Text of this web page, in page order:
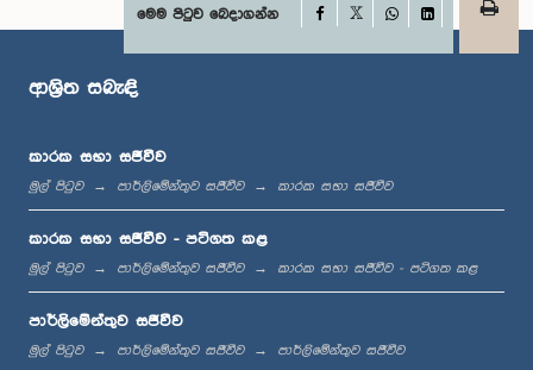
පෙ.ව. 11:30 - පෙ.ව. 11:40
මධ්‍යාහ්න 12:00 - ප.ව. 12:05
ප.ව. 12:05 - ප.ව. 12:13
මෙම පිටුව බෙදාගන්න Facebook
WhatsApp
LinkedIn
ආශ්‍රිත සබැඳි
කාරක සභා සජීවීව
මුල් පිටුව පාර්ලිමේන්තුව සජීවීව කාරක සභා සජීවීව
කාරක සභා සජීවීව - පටිගත කළ
මුල් පිටුව පාර්ලිමේන්තුව සජීවීව කාරක සභා සජීවීව - පටිගත කළ
පාර්ලිමේන්තුව සජීවීව
මුල් පිටුව පාර්ලිමේන්තුව සජීවීව පාර්ලිමේන්තුව සජීවීව